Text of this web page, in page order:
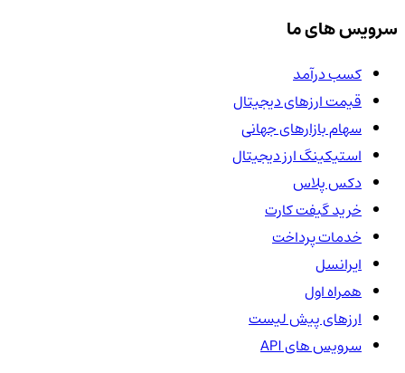
سرویس های ما
کسب درآمد
قیمت ارزهای دیجیتال
سهام بازارهای جهانی
استیکینگ ارز دیجیتال
دکس پلاس
خرید گیفت کارت
خدمات پرداخت
ایرانسل
همراه اول
ارزهای پیش لیست
سرویس های API